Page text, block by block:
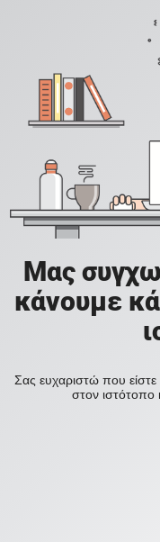
Μας
κάνουμε
Σας ευχαριστώ που είστε
στον ιστότοπο